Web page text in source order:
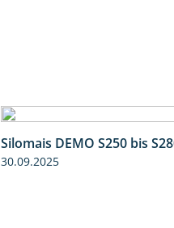
Silomais DEMO S250 bis
30.09.2025